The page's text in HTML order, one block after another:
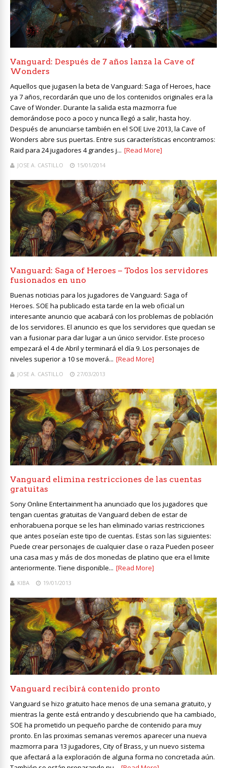
Vanguard: Después de 7 años lanza la Cave of
Wonders
Aquellos que jugasen la beta de Vanguard: Saga of Heroes, hace
ya 7 años, recordarán que uno de los contenidos originales era la
Cave of Wonder. Durante la salida esta mazmorra fue
demorándose poco a poco y nunca llegó a salir, hasta hoy.
Después de anunciarse también en el SOE Live 2013, la Cave of
Wonders abre sus puertas. Entre sus características encontramos:
Raid para 24 jugadores 4 grandes j... [Read More]
JOSE A. CASTILLO 15/01/2014
Vanguard: Saga of Heroes – Todos los servidores
fusionados en uno
Buenas noticias para los jugadores de Vanguard: Saga of
Heroes. SOE ha publicado esta tarde en la web oficial un
interesante anuncio que acabará con los problemas de población
de los servidores. El anuncio es que los servidores que quedan se
van a fusionar para dar lugar a un único servidor. Este proceso
empezará el 4 de Abril y terminará el día 9. Los personajes de
niveles superior a 10 se moverá... [Read More]
JOSE A. CASTILLO 27/03/2013
Vanguard elimina restricciones de las cuentas
gratuitas
Sony Online Entertainment ha anunciado que los jugadores que
tengan cuentas gratuitas de Vanguard deben de estar de
enhorabuena porque se les han eliminado varias restricciones
que antes poseían este tipo de cuentas. Estas son las siguientes:
Puede crear personajes de cualquier clase o raza Pueden poseer
una casa mas y más de dos monedas de platino que era el limite
anteriormente. Tiene disponible... [Read More]
KIBA 19/01/2013
Vanguard recibirá contenido pronto
Vanguard se hizo gratuito hace menos de una semana gratuito, y
mientras la gente está entrando y descubriendo que ha cambiado,
SOE ha prometido un pequeño parche de contenido para muy
pronto. En las proximas semanas veremos aparecer una nueva
mazmorra para 13 jugadores, City of Brass, y un nuevo sistema
que afectará a la exploración de alguna forma no concretada aún.